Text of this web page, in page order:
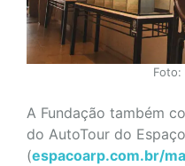
Foto:
A Fundação também
do AutoTour do
(espacoarp.com.br/